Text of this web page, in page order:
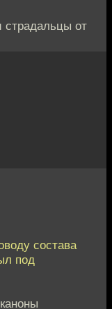
страдальцы от
состава
под